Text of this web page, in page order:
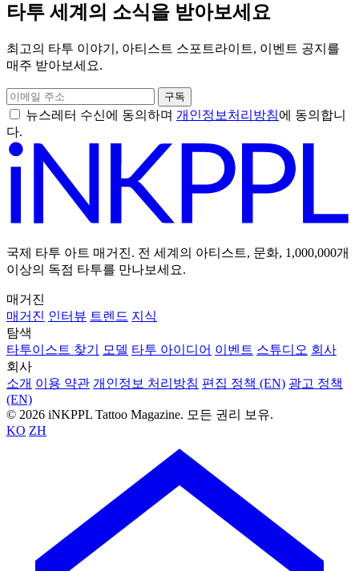
타투 세계의 소식을 받아보세요
최고의 타투 이야기, 아티스트 스포트라이트, 이벤트 공지를
매주 받아보세요.
구독
뉴스레터 수신에 동의하며 개인정보처리방침에 동의합니
다.
국제 타투 아트 매거진. 전 세계의 아티스트, 문화, 1,000,000개
이상의 독점 타투를 만나보세요.
매거진
매거진 인터뷰 트렌드 지식
탐색
타투이스트 찾기
모델 타투 아이디어 이벤트 스튜디오 회사
회사
소개 이용 약관 개인정보 처리방침 편집 정책 (EN) 광고 정책
(EN)
© 2026 iNKPPL Tattoo Magazine. 모든 권리 보유.
KO ZH